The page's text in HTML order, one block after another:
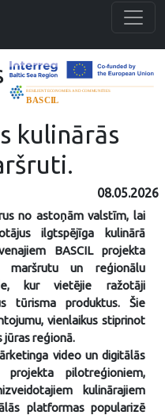
kulinārās
08.05.2026
no astoņām valstīm, lai
ilgtspējīga kulinārā
BASCIL projekta
un reģionālu
kur vietējie ražotāji
tūrisma produktus. Šie
vienlaikus stiprinot
jūras reģionā.
video un digitālās
pilotreģioniem,
kulinārajiem
platformas popularizē